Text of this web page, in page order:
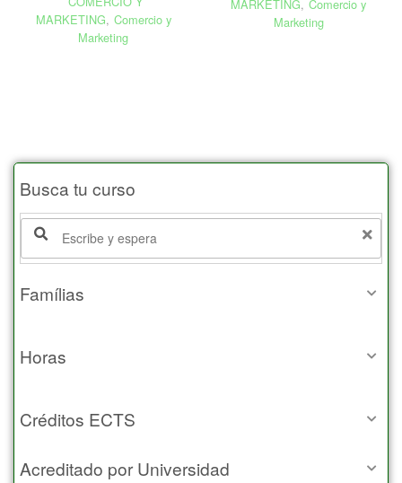
MARKETING, Comercio y
Marketing
MARKETING, Comercio y
Marketing
Busca tu curso
Famílias
Horas
Créditos ECTS
Acreditado por Universidad